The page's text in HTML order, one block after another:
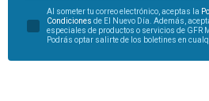
Al someter tu correo electrónico, aceptas la
Condiciones de El Nuevo Día. Además,
especiales de productos o servicios de GFR
Podrás optar salirte de los boletines en